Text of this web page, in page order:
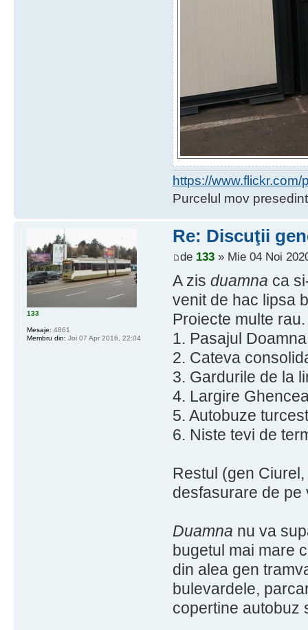
https://
Purcelul mov
Re: Discuţii
de 133» Mie 04 Noi
A zis duamna ca
venit de hac lipsa
Proiecte multe
1. Pasajul
2. Cateva
3. Gardurile de la
4. Largire
5. Autobuze
6. Niste tevi de
Restul (gen
desfasurare de pe
Duamna nu va
bugetul mai mare
din alea gen
bulevardele,
copertine autobuz
133
Mesaje: 4861
Membru din: Joi 07 Apr 2016, 22:04